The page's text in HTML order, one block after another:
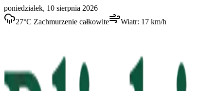
poniedziałek, 10 sierpnia 2026
27°C Zachmurzenie całkowite Wiatr: 17 km/h